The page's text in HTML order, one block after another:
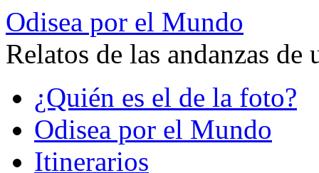
Odisea por el Mundo
Relatos de las andanzas
contenido¿Quién es el de la foto?
Odisea por el Mundo
Itinerarios